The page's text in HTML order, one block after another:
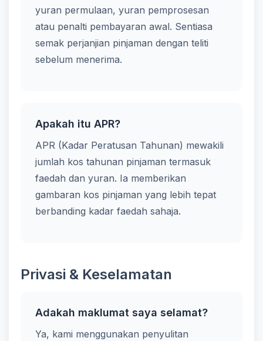
yuran permulaan, yuran pemprosesan
atau penalti pembayaran awal. Sentiasa
semak perjanjian pinjaman dengan teliti
sebelum menerima.
Apakah itu APR?
APR (Kadar Peratusan Tahunan) mewakili
jumlah kos tahunan pinjaman termasuk
faedah dan yuran. Ia memberikan
gambaran kos pinjaman yang lebih tepat
berbanding kadar faedah sahaja.
Privasi & Keselamatan
Adakah maklumat saya selamat?
Ya, kami menggunakan penyulitan